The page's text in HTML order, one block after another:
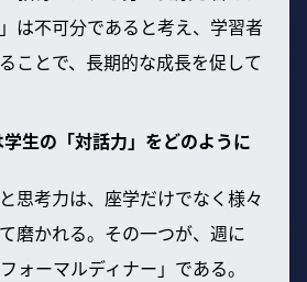
は不可分であると考え、学習者
ことで、長期的な成長を促して
生の「対話力」をどのように
思考力は、座学だけでなく様々
磨かれる。その一つが、週に
ォーマルディナー」である。